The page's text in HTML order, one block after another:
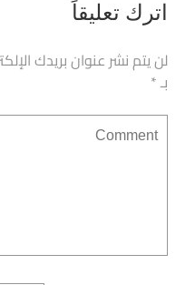
اترك تعليقاً
لن يتم نشر عنوان بريدك
بـ*